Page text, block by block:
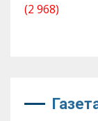
(2 968)